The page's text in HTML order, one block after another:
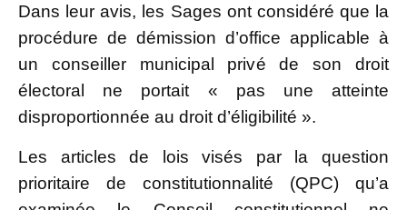
Dans leur avis, les Sages ont considéré que la
procédure de démission d’office applicable à
un conseiller municipal privé de son droit
électoral ne portait « pas une atteinte
disproportionnée au droit d’éligibilité ».
Les articles de lois visés par la question
prioritaire de constitutionnalité (QPC) qu’a